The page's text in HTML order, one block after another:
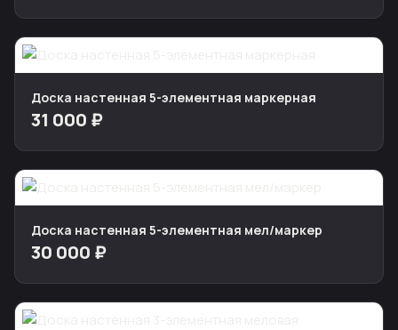
Доска настенная 5-элементная маркерная
31 000 ₽
Доска настенная 5-элементная мел/маркер
30 000 ₽